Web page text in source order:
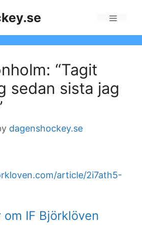
“Tagit
sedan sista jag
dagenshockey.se
article/2i7ath5-
IF Björklöven